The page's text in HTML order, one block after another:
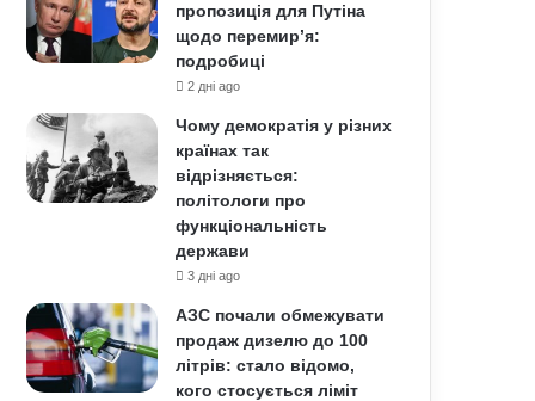
пропозиція для Путіна
щодо перемир’я:
подробиці
2 дні ago
Чому демократія у різних
країнах так
відрізняється:
політологи про
функціональність
держави
3 дні ago
АЗС почали обмежувати
продаж дизелю до 100
літрів: стало відомо,
кого стосується ліміт